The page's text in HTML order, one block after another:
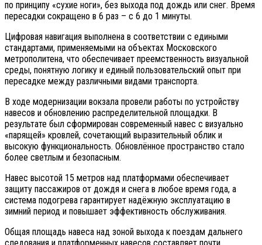
по принципу «сухие ноги», без выхода под дождь или снег. Время
пересадки сокращено в 6 раз – с 6 до 1 минуты.
Цифровая навигация выполнена в соответствии с едиными
стандартами, применяемыми на объектах Московского
метрополитена, что обеспечивает преемственность визуальной
среды, понятную логику и единый пользовательский опыт при
пересадке между различными видами транспорта.
В ходе модернизации вокзала провели работы по устройству
навесов и обновлению распределительной площадки. В
результате был сформирован современный навес с визуально
«парящей» кровлей, сочетающий выразительный облик и
высокую функциональность. Обновлённое пространство стало
более светлым и безопасным.
Навес высотой 15 метров над платформами обеспечивает
защиту пассажиров от дождя и снега в любое время года, а
система подогрева гарантирует надёжную эксплуатацию в
зимний период и повышает эффективность обслуживания.
Общая площадь навеса над зоной выхода к поездам дальнего